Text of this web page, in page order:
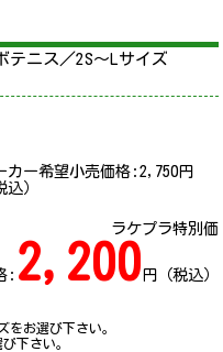
ニス／2S～Lサイズ
カー希望小売価格: 2,750円
込）
ラケプラ特別価
: 2,200円（税込）
をお選び下さい。
下さい。